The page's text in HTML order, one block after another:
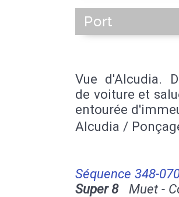
Port
Vue d'Alcudia.
de voiture et
entourée
Alcudia /
Séquence 348-
Super 8Muet -